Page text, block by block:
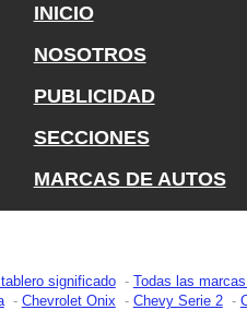
INICIO
NOSOTROS
PUBLICIDAD
SECCIONES
MARCAS DE AUTOS
tablero significado Todas las
Chevrolet Onix Chevy Serie 2